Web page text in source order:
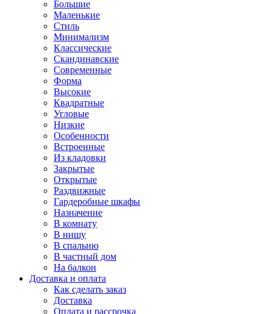
Большие
Маленькие
Стиль
Минимализм
Классические
Скандинавские
Современные
Форма
Высокие
Квадратные
Угловые
Низкие
Особенности
Встроенные
Из кладовки
Закрытые
Открытые
Раздвижные
Гардеробные шкафы
Назначение
В комнату
В нишу
В спальню
В частный дом
На балкон
Доставка и оплата
Как сделать заказ
Доставка
Оплата и рассрочка